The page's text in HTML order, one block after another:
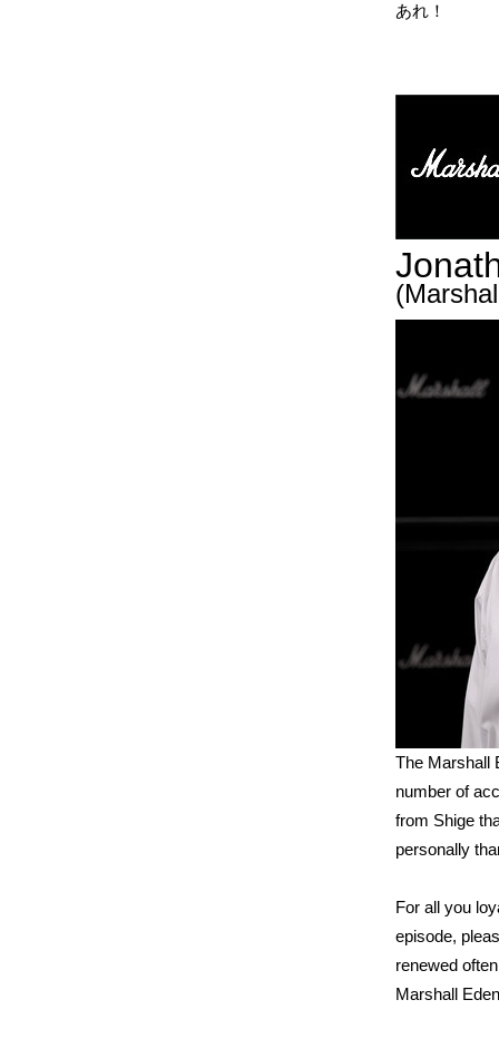
あれ！
The Marshall
number of
from Shige
personally
For all you
episode,
renewed
Marshall